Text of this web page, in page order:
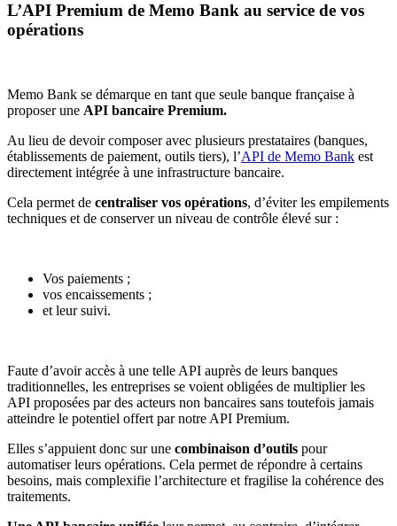
L’API Premium de Memo Bank au service de vos
opérations
Memo Bank se démarque en tant que seule banque française à
proposer une API bancaire Premium.
Au lieu de devoir composer avec plusieurs prestataires (banques,
établissements de paiement, outils tiers), l’API de Memo Bank est
directement intégrée à une infrastructure bancaire.
Cela permet de centraliser vos opérations, d’éviter les empilements
techniques et de conserver un niveau de contrôle élevé sur :
Vos paiements ;
vos encaissements ;
et leur suivi.
Faute d’avoir accès à une telle API auprès de leurs banques
traditionnelles, les entreprises se voient obligées de multiplier les
API proposées par des acteurs non bancaires sans toutefois jamais
atteindre le potentiel offert par notre API Premium.
Elles s’appuient donc sur une combinaison d’outils pour
automatiser leurs opérations. Cela permet de répondre à certains
besoins, mais complexifie l’architecture et fragilise la cohérence des
traitements.